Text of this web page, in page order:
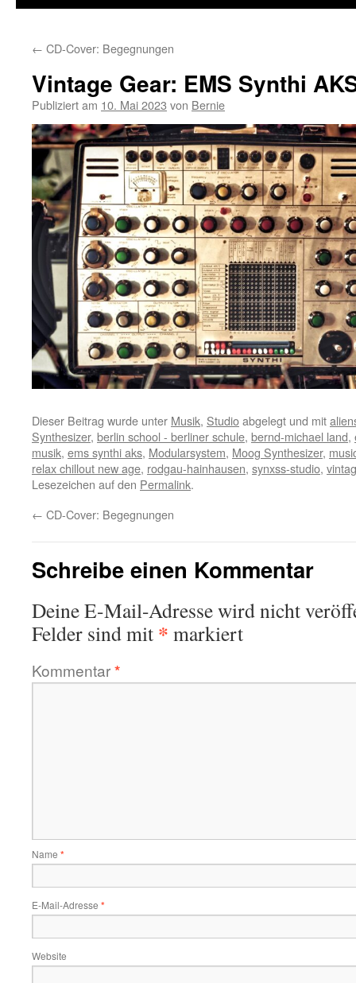
← CD-Cover: Begegnungen
Vintage Gear: EMS Synthi
Publiziert am 10. Mai 2023 von Bernie
Dieser Beitrag wurde unter Musik, Studioabgelegt und mit
Synthesizer, berlin school - berliner schule, bernd-michael land,
musik, ems synthi aks, Modularsystem, Moog Synthesizer,
relax chillout new age, rodgau-hainhausen, synxss-studio,
Lesezeichen auf den Permalink.
← CD-Cover: Begegnungen
Schreibe einen Kommentar
Deine E-Mail-Adresse wird nicht
Felder sind mit * markiert
Kommentar*
Name *
E-Mail-Adresse *
Website